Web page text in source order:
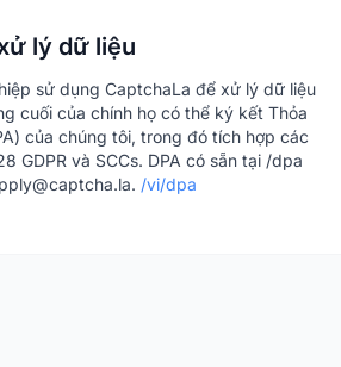
lý dữ liệu
sử dụng CaptchaLa để xử lý dữ liệu
cuối của chính họ có thể ký kết Thỏa
của chúng tôi, trong đó tích hợp các
GDPR và SCCs. DPA có sẵn tại /dpa
/vi/dpa